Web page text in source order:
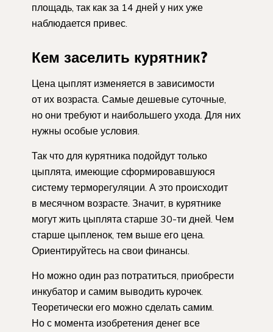
площадь, так как за 14 дней у них уже
наблюдается привес.
Кем заселить курятник?
Цена цыплят изменяется в зависимости
от их возраста. Самые дешевые суточные,
но они требуют и наибольшего ухода. Для них
нужны особые условия.
Так что для курятника подойдут только
цыплята, имеющие сформировавшуюся
систему терморегуляции. А это происходит
в месячном возрасте. Значит, в курятнике
могут жить цыплята старше 30-ти дней. Чем
старше цыпленок, тем выше его цена.
Ориентируйтесь на свои финансы.
Но можно один раз потратиться, приобрести
инкубатор и самим выводить курочек.
Теоретически его можно сделать самим.
Но с момента изобретения денег все